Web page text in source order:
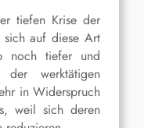
tiefen Krise der
sich auf diese Art
noch tiefer und
werktätigen
in Widerspruch
weil sich deren